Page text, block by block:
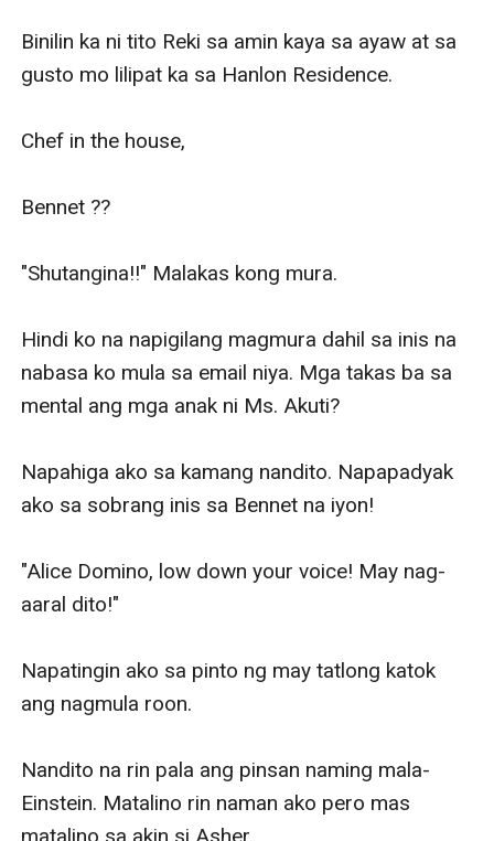
Binilin ka ni tito Reki sa amin kaya sa ayaw at sa
gusto mo lilipat ka sa Hanlon Residence.
Chef in the house,
Bennet ?‍?
"Shutangina!!" Malakas kong mura.
Hindi ko na napigilang magmura dahil sa inis na
nabasa ko mula sa email niya. Mga takas ba sa
mental ang mga anak ni Ms. Akuti?
Napahiga ako sa kamang nandito. Napapadyak
ako sa sobrang inis sa Bennet na iyon!
"Alice Domino, low down your voice! May nag-
aaral dito!"
Napatingin ako sa pinto ng may tatlong katok
ang nagmula roon.
Nandito na rin pala ang pinsan naming mala-
Einstein. Matalino rin naman ako pero mas
matalino sa akin si Asher.